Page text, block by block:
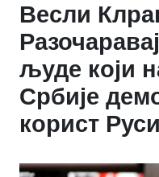
Весли
људе који
Србије
корист